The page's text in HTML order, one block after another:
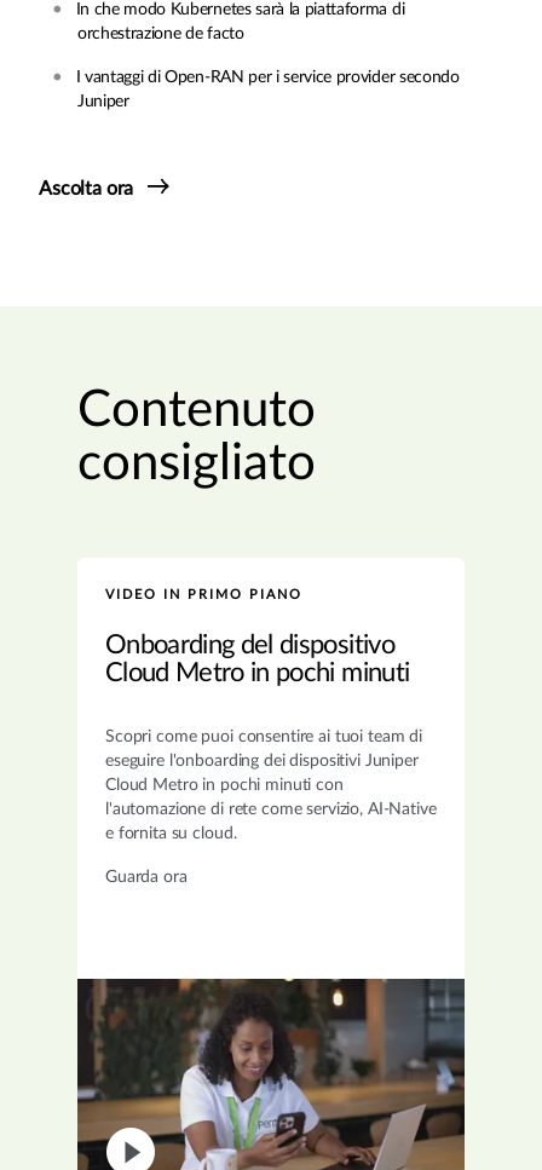
In che modo Kubernetes sarà la piattaforma di
orchestrazione de facto
I vantaggi di Open-RAN per i service provider secondo
Juniper
Ascolta ora
Contenuto
consigliato
VIDEO IN PRIMO PIANO
Onboarding del dispositivo
Cloud Metro in pochi minuti
Scopri come puoi consentire ai tuoi team di
eseguire l'onboarding dei dispositivi Juniper
Cloud Metro in pochi minuti con
l'automazione di rete come servizio, AI-Native
e fornita su cloud.
Guarda ora